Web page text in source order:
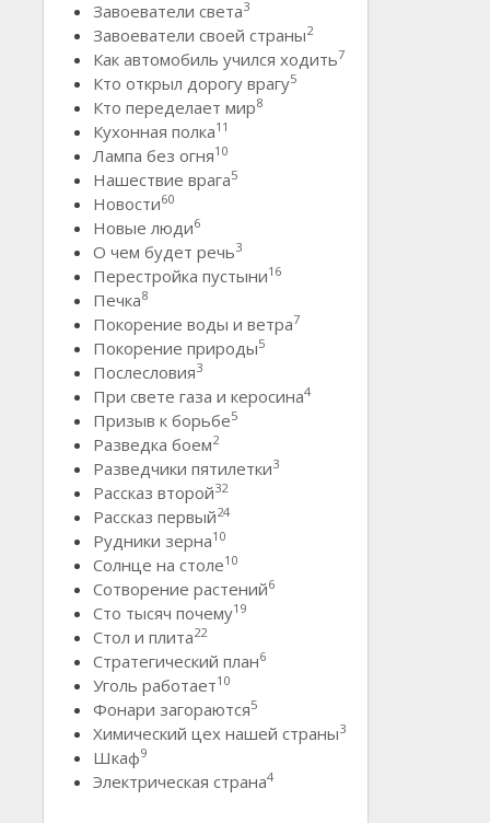
Завоеватели света3
Завоеватели своей страны2
Как автомобиль учился ходить7
Кто открыл дорогу врагу5
Кто переделает мир8
Кухонная полка11
Лампа без огня10
Нашествие врага5
Новости60
Новые люди6
О чем будет речь3
Перестройка пустыни16
Печка8
Покорение воды и ветра7
Покорение природы5
Послесловия3
При свете газа и керосина4
Призыв к борьбе5
Разведка боем2
Разведчики пятилетки3
Рассказ второй32
Рассказ первый24
Рудники зерна10
Солнце на столе10
Сотворение растений6
Сто тысяч почему19
Стол и плита22
Стратегический план6
Уголь работает10
Фонари загораются5
Химический цех нашей страны3
Шкаф9
Электрическая страна4